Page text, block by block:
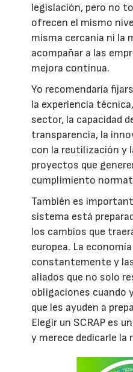
legislación, pero no
ofrecen el mismo
misma cercanía ni la
acompañar a las
mejora continua.
Yo recomendaría
la experiencia
sector, la capacidad
transparencia, la
con la reutilización y
proyectos que
cumplimiento
También es
sistema está
los cambios que
europea. La
constantemente y
aliados que no solo
obligaciones cuando
que les ayuden a
Elegir un SCRAP es
y merece dedicarle la